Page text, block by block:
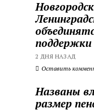
2 ДНЯ НАЗАД
Оставить
Названы
размер